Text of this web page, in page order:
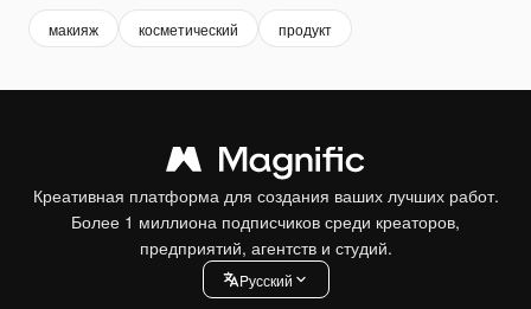
макияж косметический продукт
Креативная платформа для создания ваших лучших работ.
Более 1 миллиона подписчиков среди креаторов,
предприятий, агентств и студий.
Pусский